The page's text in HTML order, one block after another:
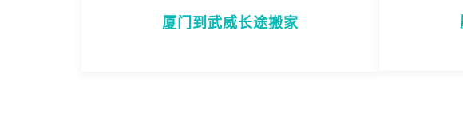
厦门到武威长途搬家